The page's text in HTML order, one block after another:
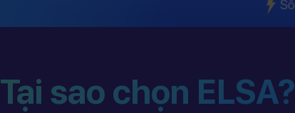
Tại sao chọn ELSA?